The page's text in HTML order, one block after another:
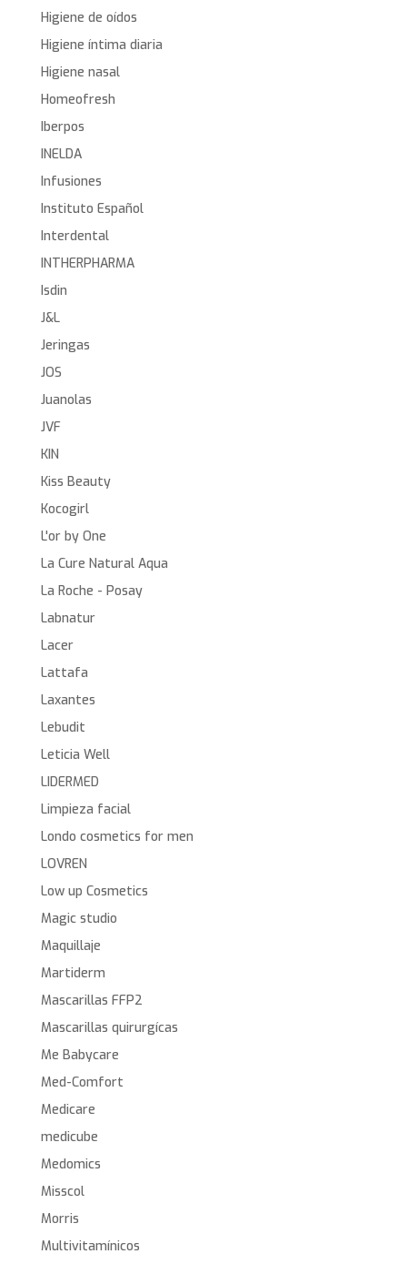
Higiene de oídos
Higiene íntima diaria
Higiene nasal
Homeofresh
Iberpos
INELDA
Infusiones
Instituto Español
Interdental
INTHERPHARMA
Isdin
J&L
Jeringas
JOS
Juanolas
JVF
KIN
Kiss Beauty
Kocogirl
L'or by One
La Cure Natural Aqua
La Roche - Posay
Labnatur
Lacer
Lattafa
Laxantes
Lebudit
Leticia Well
LIDERMED
Limpieza facial
Londo cosmetics for men
LOVREN
Low up Cosmetics
Magic studio
Maquillaje
Martiderm
Mascarillas FFP2
Mascarillas quirurgícas
Me Babycare
Med-Comfort
Medicare
medicube
Medomics
Misscol
Morris
Multivitamínicos